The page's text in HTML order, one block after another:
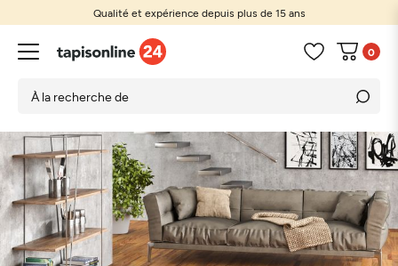
Qualité et expérience depuis plus de 15 ans
0